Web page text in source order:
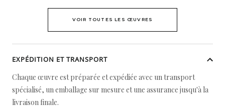
VOIR TOUTES LES ŒUVRES
EXPÉDITION ET TRANSPORT
Chaque œuvre est préparée et expédiée avec un transport
spécialisé, un emballage sur mesure et une assurance jusqu'à la
livraison finale.